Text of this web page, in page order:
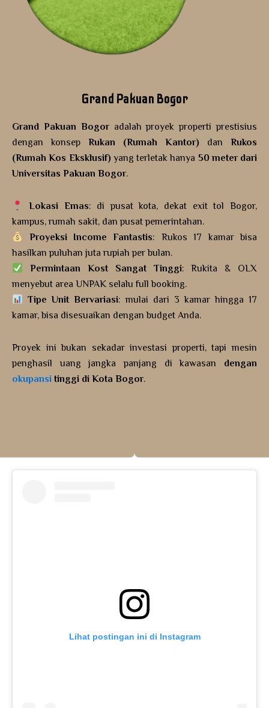
Grand Pakuan Bogor
Grand Pakuan Bogoradalah proyek properti prestisius
dengan konsep Rukan (Rumah Kantor) dan Rukos
(Rumah Kos Eksklusif) yang terletak hanya 50 meter dari
Universitas Pakuan Bogor.
Lokasi Emas: di pusat kota, dekat exit tol Bogor,
kampus, rumah sakit, dan pusat pemerintahan.
Proyeksi Income Fantastis: Rukos 17 kamar bisa
hasilkan puluhan juta rupiah per bulan.
Permintaan Kost Sangat Tinggi: Rukita & OLX
menyebut area UNPAK selalu full booking.
Tipe Unit Bervariasi: mulai dari 3 kamar hingga 17
kamar, bisa disesuaikan dengan budget Anda.
Proyek ini bukan sekadar investasi properti, tapi mesin
penghasil uang jangka panjang di kawasan dengan
okupansi tinggi di Kota Bogor.
Lihat postingan ini di Instagram